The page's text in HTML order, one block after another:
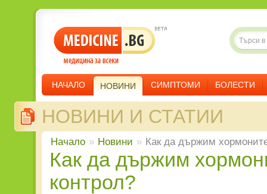
НАЧАЛО НОВИНИ СИМПТОМИ БОЛЕСТИ
НОВИНИ И СТАТИИ
Начало » Новини » Как да държим
Как да държим хормоните под
контрол?